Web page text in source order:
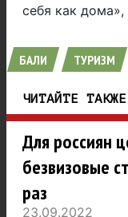
себя как
БАЛИ ТУРИЗМ
ЧИТАЙТЕ ТАКЖЕ
Для россиян
безвизовые
раз
23.09.2022